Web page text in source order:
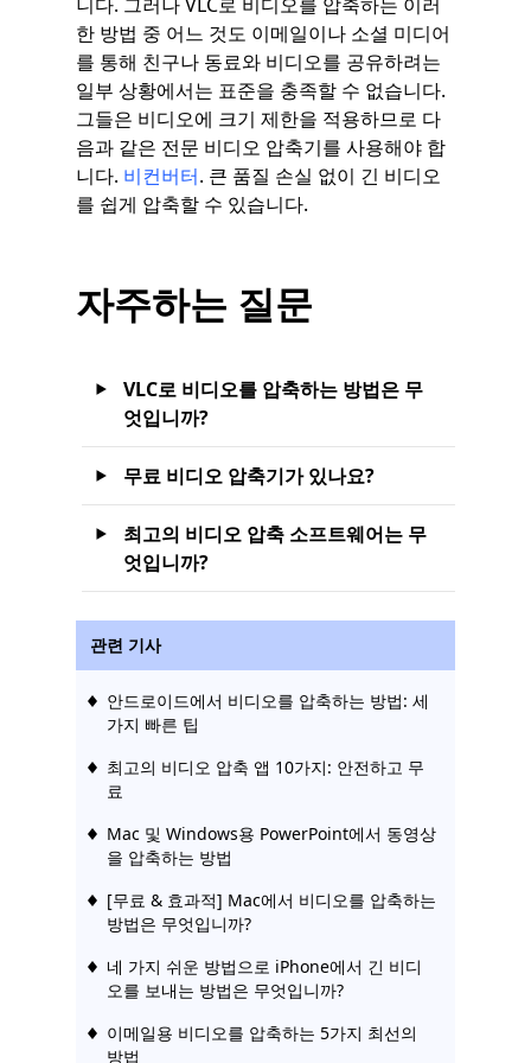
한 방법 중 어느 것도 이메일이나 소셜 미디어
를 통해 친구나 동료와 비디오를 공유하려는
일부 상황에서는 표준을 충족할 수 없습니다.
그들은 비디오에 크기 제한을 적용하므로 다
음과 같은 전문 비디오 압축기를 사용해야 합
니다. 비컨버터. 큰 품질 손실 없이 긴 비디오
를 쉽게 압축할 수 있습니다.
자주하는 질문
VLC로 비디오를 압축하는 방법은 무
엇입니까?
무료 비디오 압축기가 있나요?
최고의 비디오 압축 소프트웨어는 무
엇입니까?
관련 기사
안드로이드에서 비디오를 압축하는 방법: 세
가지 빠른 팁
최고의 비디오 압축 앱 10가지: 안전하고 무
료
Mac 및 Windows용 PowerPoint에서 동영상
을 압축하는 방법
[무료 & 효과적] Mac에서 비디오를 압축하는
방법은 무엇입니까?
네 가지 쉬운 방법으로 iPhone에서 긴 비디
오를 보내는 방법은 무엇입니까?
이메일용 비디오를 압축하는 5가지 최선의
방법